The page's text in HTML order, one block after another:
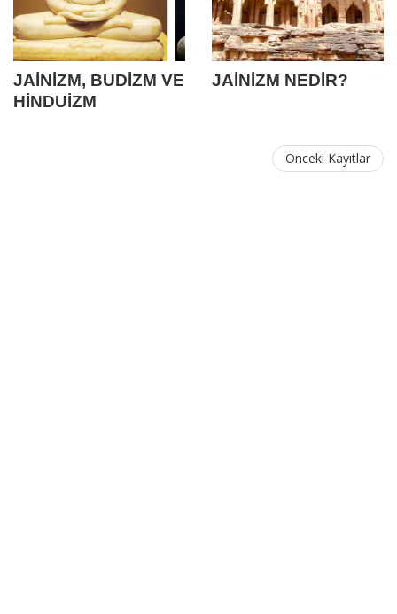
JAİNİZM, BUDİZM VE
HİNDUİZM
JAİNİZM NEDİR?
Önceki Kayıtlar